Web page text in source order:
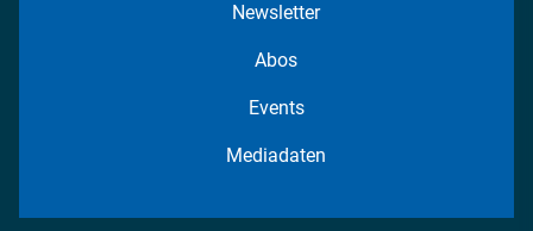
Newsletter
Abos
Events
Mediadaten